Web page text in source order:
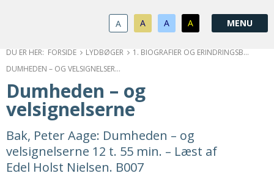
og
gå
indhold
forsiden
guide
for
1.2:
Bestyrelse
1.3:
Økonomi
1.5:
Privatlivspolitik
1.6:
Vedtægter
Nyheder
3.0:
Kalender
4.0:
Kristeligt
Lydbibliotek
A A A A
FORSIDE LYDBØGER
1. BIOGRAFIER OG ERINDRINGSBØGER
DUMHEDEN – OG VELSIGNELSERNE
Dumheden – og
velsignelserne
Bak, Peter Aage: Dumheden – og
velsignelserne 12 t. 55 min. – Læst af
Edel Holst Nielsen. B007